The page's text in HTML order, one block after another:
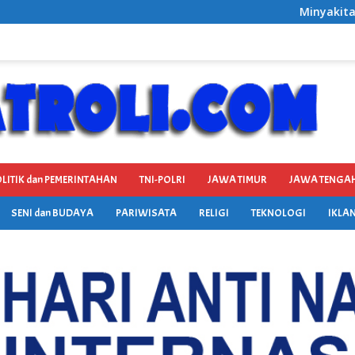
Minyakita Diduga Tak Penuhi Standar,
dan PEMERINTAHAN TNI-POLRI JAWA TIMUR JAWA
SENI dan BUDAYA PARIWISATA RELIGI TEKNOLOGI